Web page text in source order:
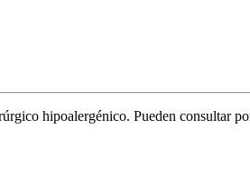
hipoalergénico. Pueden consultar